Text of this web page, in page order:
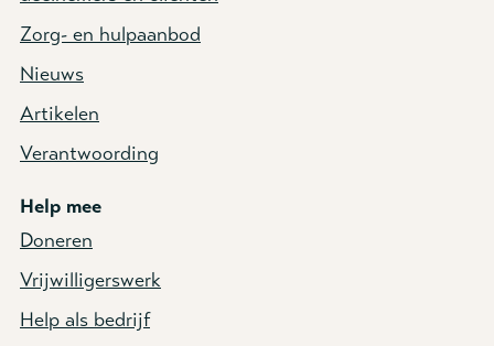
Zorg- en hulpaanbod
Nieuws
Artikelen
Verantwoording
Help mee
Doneren
Vrijwilligerswerk
Help als bedrijf